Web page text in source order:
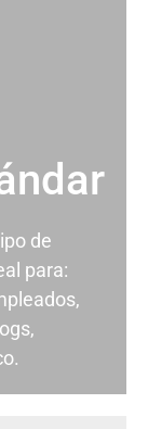
de
para: